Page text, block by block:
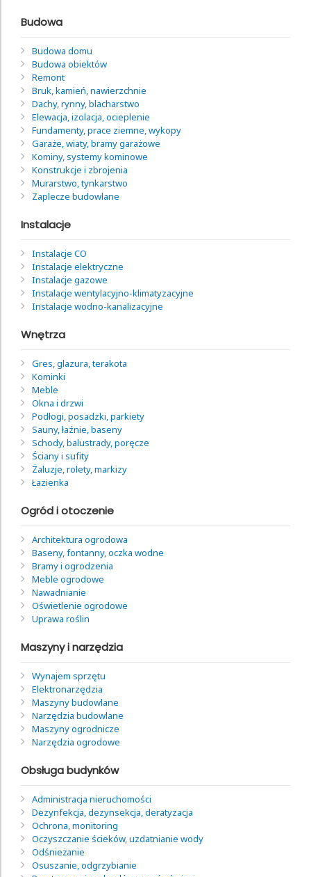
Budowa
Budowa domu
Budowa obiektów
Remont
Bruk, kamień, nawierzchnie
Dachy, rynny, blacharstwo
Elewacja, izolacja, ocieplenie
Fundamenty, prace ziemne, wykopy
Garaże, wiaty, bramy garażowe
Kominy, systemy kominowe
Konstrukcje i zbrojenia
Murarstwo, tynkarstwo
Zaplecze budowlane
Instalacje
Instalacje CO
Instalacje elektryczne
Instalacje gazowe
Instalacje wentylacyjno-klimatyzacyjne
Instalacje wodno-kanalizacyjne
Wnętrza
Gres, glazura, terakota
Kominki
Meble
Okna i drzwi
Podłogi, posadzki, parkiety
Sauny, łaźnie, baseny
Schody, balustrady, poręcze
Ściany i sufity
Żaluzje, rolety, markizy
Łazienka
Ogród i otoczenie
Architektura ogrodowa
Baseny, fontanny, oczka wodne
Bramy i ogrodzenia
Meble ogrodowe
Nawadnianie
Oświetlenie ogrodowe
Uprawa roślin
Maszyny i narzędzia
Wynajem sprzętu
Elektronarzędzia
Maszyny budowlane
Narzędzia budowlane
Maszyny ogrodnicze
Narzędzia ogrodowe
Obsługa budynków
Administracja nieruchomości
Dezynfekcja, dezynsekcja, deratyzacja
Ochrona, monitoring
Oczyszczanie ścieków, uzdatnianie wody
Odśnieżanie
Osuszanie, odgrzybianie